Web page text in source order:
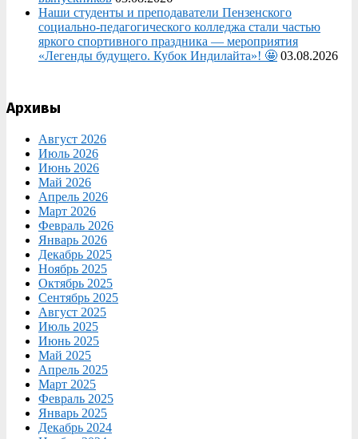
Наши студенты и преподаватели Пензенского
социально‑педагогического колледжа стали частью
яркого спортивного праздника — мероприятия
«Легенды будущего. Кубок Индилайта»! 🤩 03.08.2026
Архивы
Август 2026
Июль 2026
Июнь 2026
Май 2026
Апрель 2026
Март 2026
Февраль 2026
Январь 2026
Декабрь 2025
Ноябрь 2025
Октябрь 2025
Сентябрь 2025
Август 2025
Июль 2025
Июнь 2025
Май 2025
Апрель 2025
Март 2025
Февраль 2025
Январь 2025
Декабрь 2024